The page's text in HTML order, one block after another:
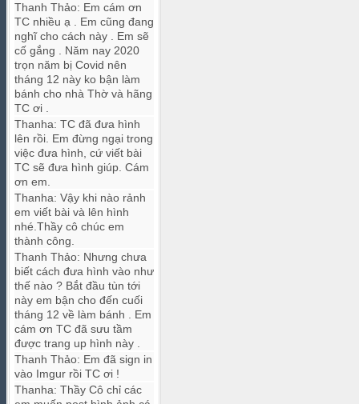
Thanh Thảo: Em cám ơn
TC nhiều ạ . Em cũng đang
nghĩ cho cách này . Em sẽ
cố gắng . Năm nay 2020
trọn năm bị Covid nên
tháng 12 này ko bận làm
bánh cho nhà Thờ và hãng
TC ơi .
Thanha: TC đã đưa hình
lên rồi. Em đừng ngại trong
việc đưa hình, cứ viết bài
TC sẽ đưa hình giúp. Cám
ơn em.
Thanha: Vậy khi nào rảnh
em viết bài và lên hình
nhé.Thầy cô chúc em
thành công.
Thanh Thảo: Nhưng chưa
biết cách đưa hình vào như
thế nào ? Bắt đầu tùn tới
này em bận cho đến cuối
tháng 12 về làm bánh . Em
cám ơn TC đã sưu tầm
được trang up hình này .
Thanh Thảo: Em đã sign in
vào Imgur rồi TC ơi !
Thanha: Thầy Cô chỉ các